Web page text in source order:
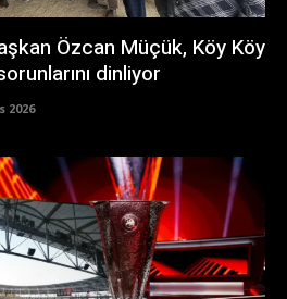
Özcan Müçük, Köy Köy
dinliyor
2026